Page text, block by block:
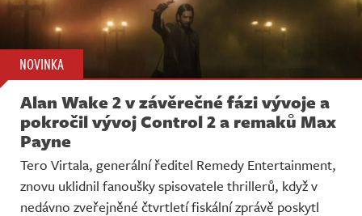
NOVINKA
Alan Wake 2 v závěrečné fázi vývoje a
pokročil vývoj Control 2 a remaků Max
Payne
Tero Virtala, generální ředitel Remedy Entertainment,
znovu uklidnil fanoušky spisovatele thrillerů, když v
nedávno zveřejněné čtvrtletí fiskální zprávě poskytl